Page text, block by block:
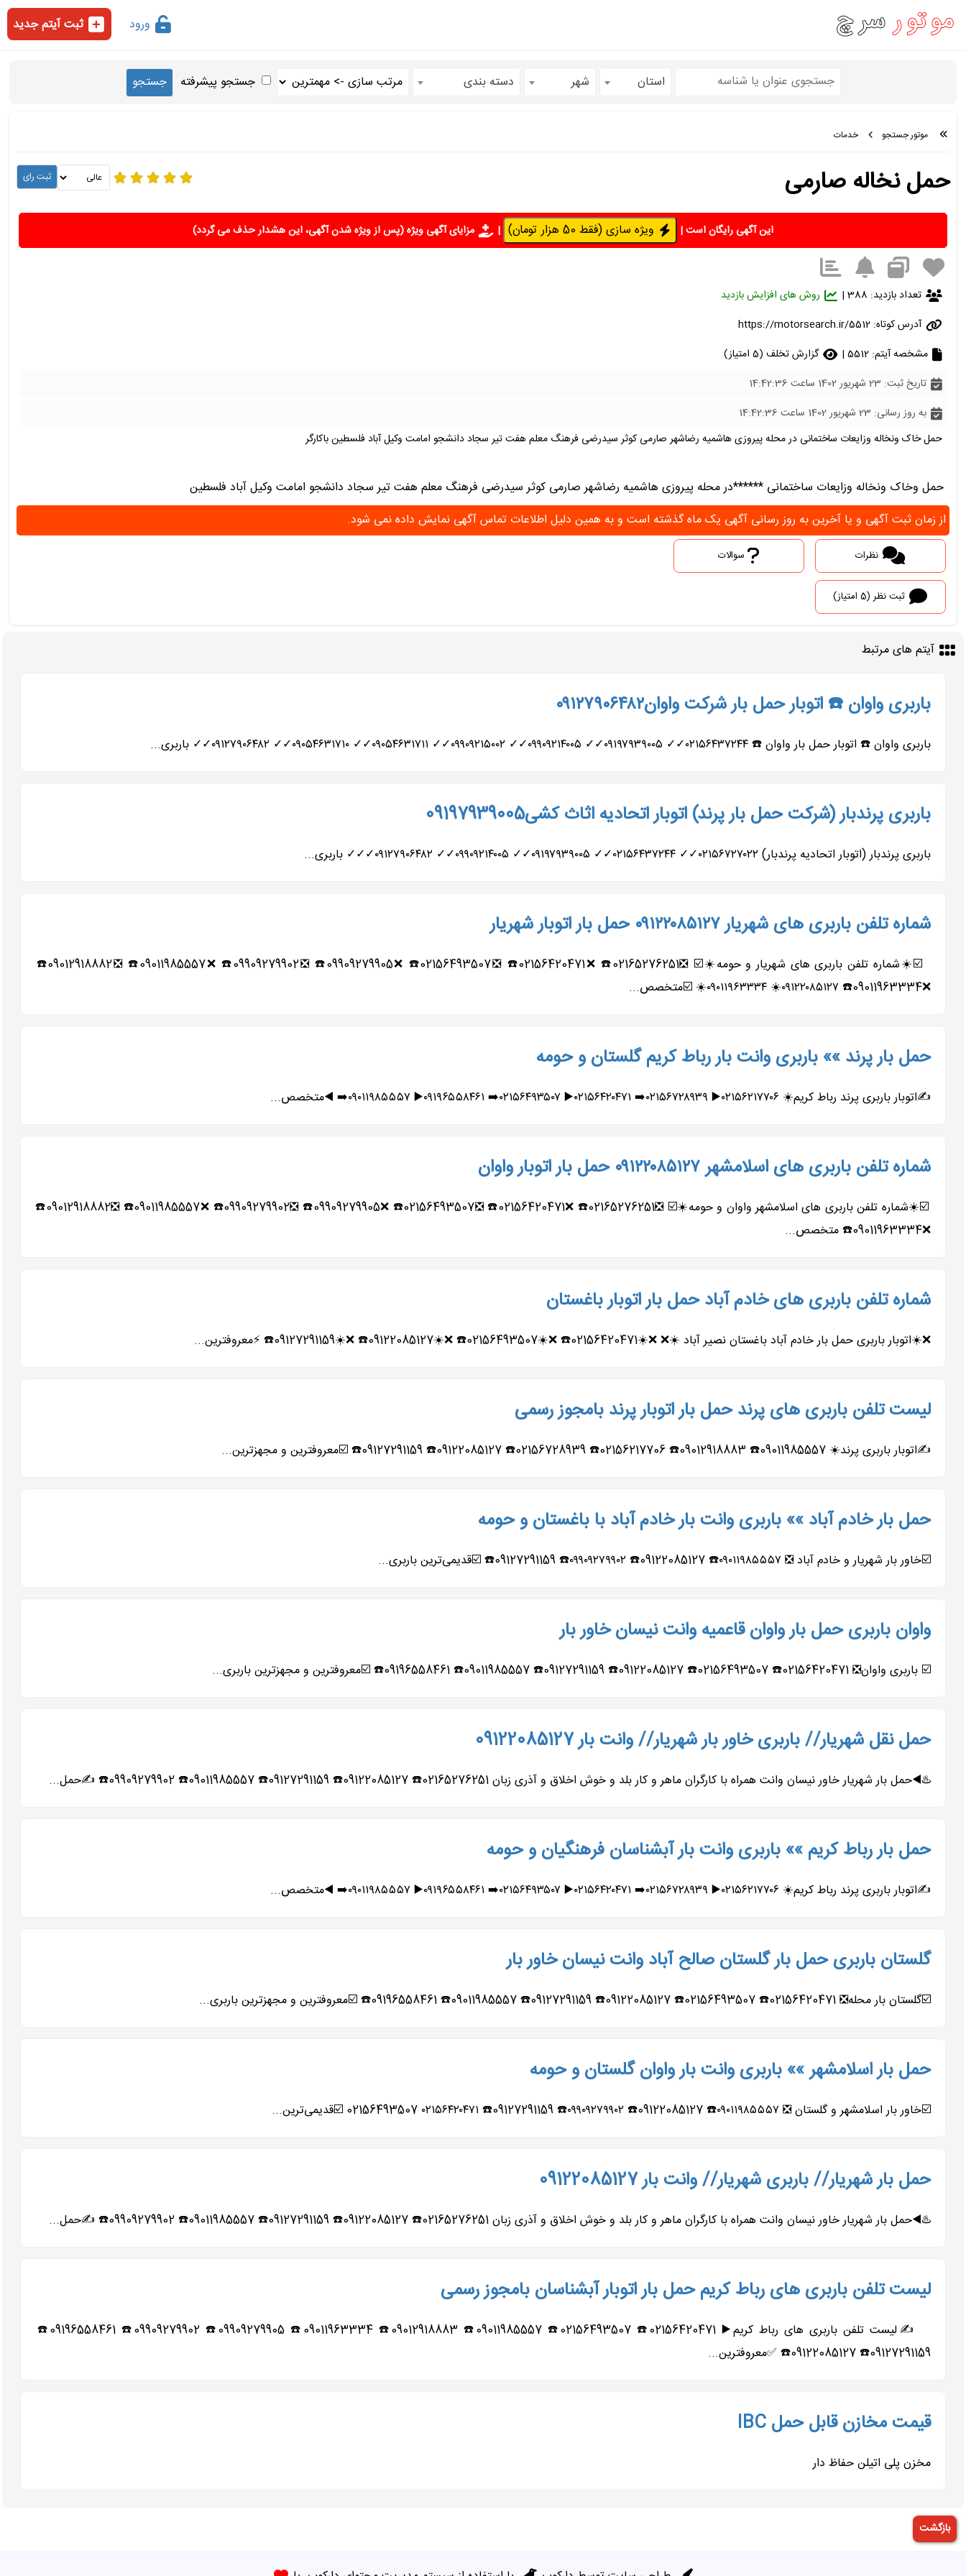
ورود ثبت آیتم جدید
استان شهر دسته بندی جستجو پیشرفته
موتور جستجو خدمات
حمل نخاله صارمی
این آگهی رایگان است| ویژه سازی (فقط 50 هزار تومان) | مزایای آگهی ویژه(پس از ویژه شدن آگهی، این هشدار حذف می گردد)
تعداد بازدید: 388 |
روش های افزایش بازدید
آدرس کوتاه: https://motorsearch.ir/5512
مشخصه آیتم: 5512 |
گزارش تخلف (5 امتیاز)
تاریخ ثبت: 23 شهریور 1402 ساعت 14:42:36
به روز رسانی: 23 شهریور 1402 ساعت 14:42:36
حمل خاک ونخاله وزایعات ساختمانی در محله پیروزی هاشمیه رضاشهر صارمی کوثر سیدرضی فرهنگ معلم هفت تیر سجاد دانشجو امامت وکیل آباد فلسطین باکارگر
حمل وخاک ونخاله وزایعات ساختمانی ******در محله پیروزی هاشمیه رضاشهر صارمی کوثر سیدرضی فرهنگ معلم هفت تیر سجاد دانشجو امامت وکیل آباد فلسطین
از زمان ثبت آگهی و یا آخرین به روز رسانی آگهی یک ماه گذشته است و به همین دلیل اطلاعات تماس آگهی نمایش داده نمی شود.
نظرات سوالات
ثبت نظر (5 امتیاز)
آیتم های مرتبط
باربری واوان ☎️ اتوبار حمل بار شرکت واوان۰۹۱۲۷۹۰۶۴۸۲
باربری واوان ☎️ اتوبار حمل بار واوان ☎️ ۰۲۱۵۶۴۳۷۲۴۴✓✓ ۰۹۱۹۷۹۳۹۰۰۵✓✓ ۰۹۹۰۹۲۱۴۰۰۵✓✓ ۰۹۹۰۹۲۱۵۰۰۲✓✓ ۰۹۰۵۴۶۳۱۷۱۱✓✓ ۰۹۰۵۴۶۳۱۷۱۰✓✓ ۰۹۱۲۷۹۰۶۴۸۲✓✓ باربری...
باربری پرندبار (شرکت حمل بار پرند) اتوبار اتحادیه اثاث کشی09197939005
باربری پرندبار (اتوبار اتحادیه پرندبار) ۰۲۱۵۶۷۲۷۰۲۲✓✓ ۰۲۱۵۶۴۳۷۲۴۴✓✓ ۰۹۱۹۷۹۳۹۰۰۵✓✓ ۰۹۹۰۹۲۱۴۰۰۵✓✓ ۰۹۱۲۷۹۰۶۴۸۲✓✓✓ باربری...
شماره تلفن باربری های شهریار ۰۹۱۲۲۰۸۵۱۲۷ حمل بار اتوبار شهریار
☑️☀️شماره تلفن باربری های شهریار و حومه☀️☑️ ❎02165276251☎️ ❌02156420471☎️ ❎02156493507☎️ ❌09909279905☎️ ❎09909279902☎️ ❌09011985557☎️ ❎09012918882☎️
❌09011963334☎️ ۰۹۱۲۲۰۸۵۱۲۷☀️ ۰۹۰۱۱۹۶۳۳۳۴☀️ ☑️متخصص...
حمل بار پرند »» باربری وانت بار رباط کریم گلستان و حومه
✍️اتوبار باربری پرند رباط کریم☀️ ۰۲۱۵۶۲۱۷۷۰۶▶️ ۰۲۱۵۶۷۲۸۹۳۹➡️ ۰۲۱۵۶۴۲۰۴۷۱▶️ ۰۲۱۵۶۴۹۳۵۰۷➡️ ۰۹۱۹۶۵۵۸۴۶۱▶️ ۰۹۰۱۱۹۸۵۵۵۷➡️ ◀️متخصص...
شماره تلفن باربری های اسلامشهر ۰۹۱۲۲۰۸۵۱۲۷ حمل بار اتوبار واوان
☑️☀️شماره تلفن باربری های اسلامشهر واوان و حومه☀️☑️ ❎02165276251☎️ ❌02156420471☎️ ❎02156493507☎️ ❌09909279905☎️ ❎09909279902☎️ ❌09011985557☎️ ❎09012918882☎️
❌09011963334☎️ متخصص...
شماره تلفن باربری های خادم آباد حمل بار اتوبار باغستان
❌☀️اتوبار باربری حمل بار خادم آباد باغستان نصیر آباد ☀️❌ ❌☀️02156420471☎️ ❌☀️02156493507☎️ ❌☀️09122085127☎️ ❌☀️09127291159☎️ ⚡معروفترین...
لیست تلفن باربری های پرند حمل بار اتوبار پرند بامجوز رسمی
✍️اتوبار باربری پرند☀️ 09011985557☎️ 09012918883☎️ 02156217706☎️ 02156728939☎️ 09122085127☎️ 09127291159☎️ ☑️معروفترین و مجهزترین...
حمل بار خادم آباد »» باربری وانت بار خادم آباد با باغستان و حومه
☑️خاور بار شهریار و خادم آباد ❎ ۰۹۰۱۱۹۸۵۵۵۷☎️ 09122085127☎️ ۰۹۹۰۹۲۷۹۹۰۲☎️ 09127291159☎️ ☑️قدیمی‌ترین باربری...
واوان باربری حمل بار واوان قاعمیه وانت نیسان خاور بار
☑️ باربری واوان❎ 02156420471☎️ 02156493507☎️ 09122085127☎️ 09127291159☎️ 09011985557☎️ 09196558461☎️ ☑️معروفترین و مجهزترین باربری...
حمل نقل شهریار// باربری خاور بار شهریار// وانت بار 09122085127
♨️◀️حمل بار شهریار خاور نیسان وانت همراه با کارگران ماهر و کار بلد و خوش اخلاق و آذری زبان 02165276251☎️ 09122085127☎️ 09127291159☎️ 09011985557☎️ 09909279902☎️ ✍️حمل...
حمل بار رباط کریم »» باربری وانت بار آبشناسان فرهنگیان و حومه
✍️اتوبار باربری پرند رباط کریم☀️ ۰۲۱۵۶۲۱۷۷۰۶▶️ ۰۲۱۵۶۷۲۸۹۳۹➡️ ۰۲۱۵۶۴۲۰۴۷۱▶️ ۰۲۱۵۶۴۹۳۵۰۷➡️ ۰۹۱۹۶۵۵۸۴۶۱▶️ ۰۹۰۱۱۹۸۵۵۵۷➡️ ◀️متخصص...
گلستان باربری حمل بار گلستان صالح آباد وانت نیسان خاور بار
☑️گلستان بار محله❎ 02156420471☎️ 02156493507☎️ 09122085127☎️ 09127291159☎️ 09011985557☎️ 09196558461☎️ ☑️معروفترین و مجهزترین باربری...
حمل بار اسلامشهر »» باربری وانت بار واوان گلستان و حومه
☑️خاور بار اسلامشهر و گلستان ❎ ۰۹۰۱۱۹۸۵۵۵۷☎️ 09122085127☎️ ۰۹۹۰۹۲۷۹۹۰۲☎️ 09127291159☎️ ۰۲۱۵۶۴۲۰۴۷۱ 02156493507 ☑️قدیمی‌ترین...
حمل بار شهریار// باربری شهریار// وانت بار 09122085127
♨️◀️حمل بار شهریار خاور نیسان وانت همراه با کارگران ماهر و کار بلد و خوش اخلاق و آذری زبان 02165276251☎️ 09122085127☎️ 09127291159☎️ 09011985557☎️ 09909279902☎️ ✍️حمل...
لیست تلفن باربری های رباط کریم حمل بار اتوبار آبشناسان بامجوز رسمی
✍️لیست تلفن باربری های رباط کریم▶️ 02156420471☎️ 02156493507☎️ 09011985557☎️ 09012918883☎️ 09011963334☎️ 09909279905☎️ 09909279902☎️ 09196558461☎️
09127291159☎️ 09122085127☎️ ✅معروفترین...
قیمت مخازن قابل حمل IBC
مخزن پلی اتیلن حفاظ دار